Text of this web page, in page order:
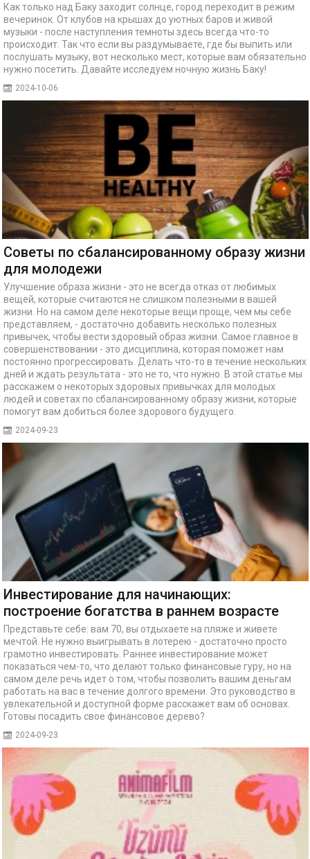
Как только над Баку заходит солнце, город переходит в режим
вечеринок. От клубов на крышах до уютных баров и живой
музыки - после наступления темноты здесь всегда что-то
происходит. Так что если вы раздумываете, где бы выпить или
послушать музыку, вот несколько мест, которые вам обязательно
нужно посетить. Давайте исследуем ночную жизнь Баку!
2024-10-06
Советы по сбалансированному образу жизни
для молодежи
Улучшение образа жизни - это не всегда отказ от любимых
вещей, которые считаются не слишком полезными в вашей
жизни. Но на самом деле некоторые вещи проще, чем мы себе
представляем, - достаточно добавить несколько полезных
привычек, чтобы вести здоровый образ жизни. Самое главное в
совершенствовании - это дисциплина, которая поможет нам
постоянно прогрессировать. Делать что-то в течение нескольких
дней и ждать результата - это не то, что нужно. В этой статье мы
расскажем о некоторых здоровых привычках для молодых
людей и советах по сбалансированному образу жизни, которые
помогут вам добиться более здорового будущего.
2024-09-23
Инвестирование для начинающих:
построение богатства в раннем возрасте
Представьте себе: вам 70, вы отдыхаете на пляже и живете
мечтой. Не нужно выигрывать в лотерею - достаточно просто
грамотно инвестировать. Раннее инвестирование может
показаться чем-то, что делают только финансовые гуру, но на
самом деле речь идет о том, чтобы позволить вашим деньгам
работать на вас в течение долгого времени. Это руководство в
увлекательной и доступной форме расскажет вам об основах.
Готовы посадить свое финансовое дерево?
2024-09-23